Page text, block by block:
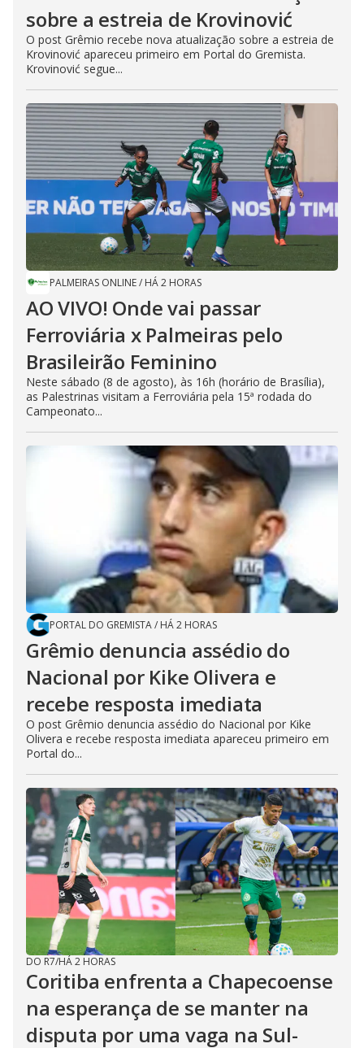
sobre a estreia de Krovinović
O post Grêmio recebe nova atualização sobre a estreia de
Krovinović apareceu primeiro em Portal do Gremista.
Krovinović segue...
PALMEIRAS ONLINE/ HÁ 2 HORAS
AO VIVO! Onde vai passar
Ferroviária x Palmeiras pelo
Brasileirão Feminino
Neste sábado (8 de agosto), às 16h (horário de Brasília),
as Palestrinas visitam a Ferroviária pela 15ª rodada do
Campeonato...
PORTAL DO GREMISTA/ HÁ 2 HORAS
Grêmio denuncia assédio do
Nacional por Kike Olivera e
recebe resposta imediata
O post Grêmio denuncia assédio do Nacional por Kike
Olivera e recebe resposta imediata apareceu primeiro em
Portal do...
DO R7/HÁ 2 HORAS
Coritiba enfrenta a Chapecoense
na esperança de se manter na
disputa por uma vaga na Sul-